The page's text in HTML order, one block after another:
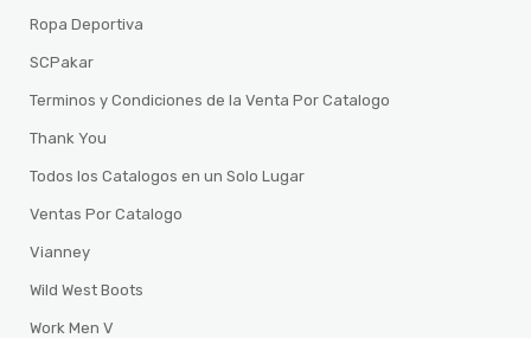
Ropa Deportiva
SCPakar
Terminos y Condiciones de la Venta Por Catalogo
Thank You
Todos los Catalogos en un Solo Lugar
Ventas Por Catalogo
Vianney
Wild West Boots
Work Men V